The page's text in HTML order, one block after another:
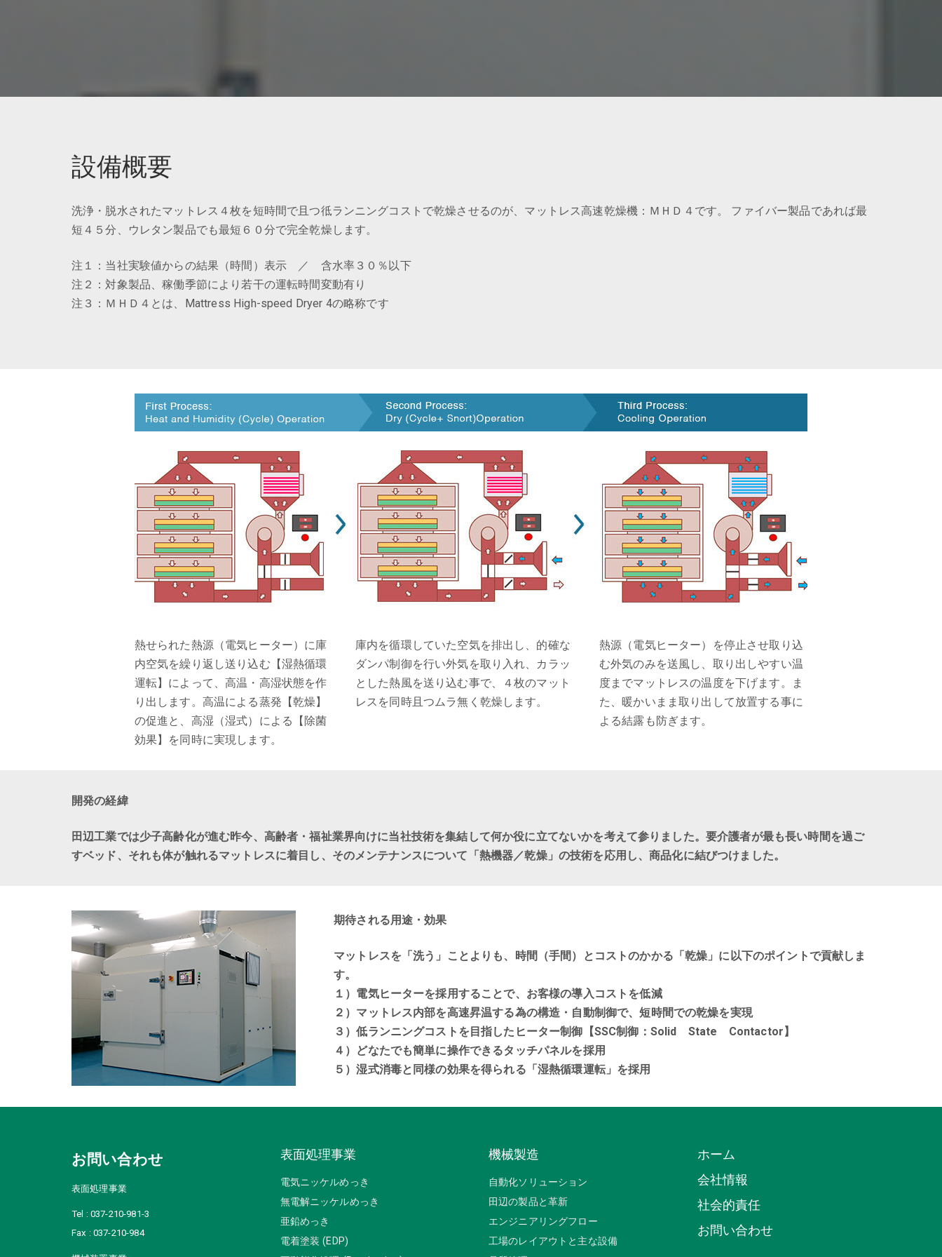
設備概要
洗浄・脱水されたマットレス４枚を短時間で且つ彽ランニングコストで乾燥させるのが、マットレス高速乾燥機：ＭＨＤ４です。 ファイバー製品であれば最
短４５分、ウレタン製品でも最短６０分で完全乾燥します。
注１：当社実験値からの結果（時間）表示 ／ 含水率３０％以下
注２：対象製品、稼働季節により若干の運転時間変動有り
注３：ＭＨＤ４とは、Mattress High-speed Dryer 4の略称です
熱せられた熱源（電気ヒーター）に庫
内空気を繰り返し送り込む【湿熱循環
運転】によって、高温・高湿状態を作
り出します。高温による蒸発【乾燥】
の促進と、高湿（湿式）による【除菌
効果】を同時に実現します。
庫内を循環していた空気を排出し、的確な
ダンパ制御を行い外気を取り入れ、カラッ
とした熱風を送り込む事で、４枚のマット
レスを同時且つムラ無く乾燥します。
熱源（電気ヒーター）を停止させ取り込
む外気のみを送風し、取り出しやすい温
度までマットレスの温度を下げます。ま
た、暖かいまま取り出して放置する事に
よる結露も防ぎます。
開発の経緯
田辺工業では少子高齢化が進む昨今、高齢者・福祉業界向けに当社技術を集結して何か役に立てないかを考えて参りました。要介護者が最も長い時間を過ご
すベッド、それも体が触れるマットレスに着目し、そのメンテナンスについて「熱機器／乾燥」の技術を応用し、商品化に結びつけました。
期待される用途・効果
マットレスを「洗う」ことよりも、時間（手間）とコストのかかる「乾燥」に以下のポイントで貢献しま
す。
１）電気ヒーターを採用することで、お客様の導入コストを低減
２）マットレス内部を高速昇温する為の構造・自動制御で、短時間での乾燥を実現
３）低ランニングコストを目指したヒーター制御【SSC制御：Solid State Contactor】
４）どなたでも簡単に操作できるタッチパネルを採用
５）湿式消毒と同様の効果を得られる「湿熱循環運転」を採用
お問い合わせ
表面処理事業
Tel : 037-210-981-3
Fax : 037-210-984
表面処理事業
電気ニッケルめっき
無電解ニッケルめっき
亜鉛めっき
電着塗装 (EDP)
機械製造
自動化ソリューション
田辺の製品と革新
エンジニアリングフロー
工場のレイアウトと主な設備
ホーム
会社情報
社会的責任
お問い合わせ